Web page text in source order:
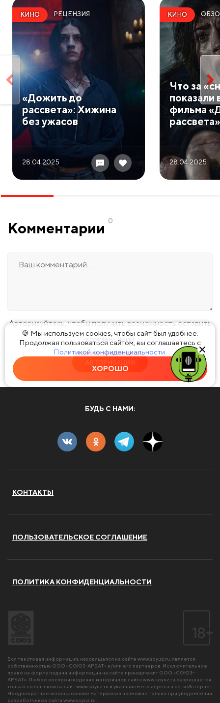
КИНО РЕЦЕНЗИЯ
​«Дожить до
рассвета»: Хижина
без ужасов
28.04 2025
КИНО
​Что за
показали
фильма
рассвета»
28.04 2025
Комментарии 0
Авторизуйтесь, чтобы получить возможность оставить
комментарий
БУДЬ С НАМИ:
КОНТАКТЫ
ПОЛЬЗОВАТЕЛЬСКОЕ СОГЛАШЕНИЕ
ПОЛИТИКА КОНФИДЕНЦИАЛЬНОСТИ
Вся текстовая информация, находящаяся на сайте www.soyuz.ru , является
собственностью ООО «СОЮЗ-АРБАТ» и/или его партнеров. Исключительное
право на форму подачи информации на сайте принадлежит ООО «СОЮЗ-
АРБАТ». Любое воспроизведение материалов сайта www.soyuz.ru разрешается
только со ссылкой на сайтwww.soyuz.ru и указанием его адреса в сети Интернет.
Неоднократное использование материалов возможно только при уведомлении
разработчиков сайта www.soyuz.ru
🍪 Мы используем cookies, чтобы сайт был удобнее.
Продолжая пользоваться сайтом, вы соглашаетесь с
Политикой конфиденциальности.
ХОРОШО